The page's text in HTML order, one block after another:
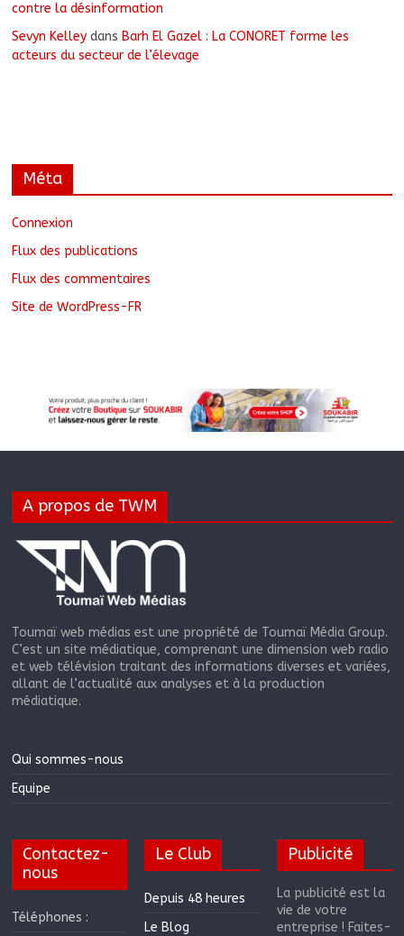
contre la désinformation
Sevyn Kelley dans Barh El Gazel : La CONORET forme les
acteurs du secteur de l’élevage
Méta
Connexion
Flux des publications
Flux des commentaires
Site de WordPress-FR
A propos de TWM
Toumaï web médias est une propriété de Toumaï Média Group.
C’est un site médiatique, comprenant une dimension web radio
et web télévision traitant des informations diverses et variées,
allant de l’actualité aux analyses et à la production
médiatique.
Qui sommes-nous
Equipe
Contactez-
nous
Téléphones :
Le Club
Depuis 48 heures
Le Blog
Publicité
La publicité est la
vie de votre
entreprise ! Faites-